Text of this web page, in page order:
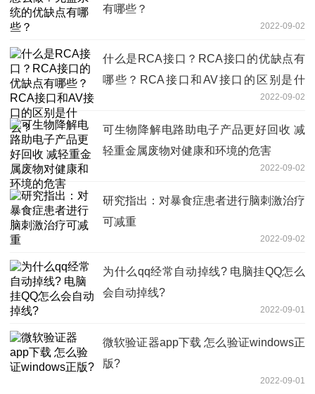
有哪些？
2022-09-02
什么是RCA接口？RCA接口的优缺点有
哪些？RCA接口和AV接口的区别是什
2022-09-02
可生物降解电路助电子产品更好回收 减
轻重金属废物对健康和环境的危害
2022-09-02
研究指出：对暴食症患者进行脑刺激治疗
可减重
2022-09-02
为什么qq经常自动掉线? 电脑挂QQ怎么
会自动掉线?
2022-09-01
微软验证器app下载 怎么验证windows正
版?
2022-09-01